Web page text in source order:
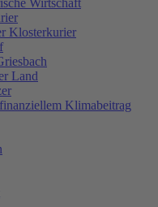
Wirtschaft
Klosterkurier
Land
Klimabeitrag